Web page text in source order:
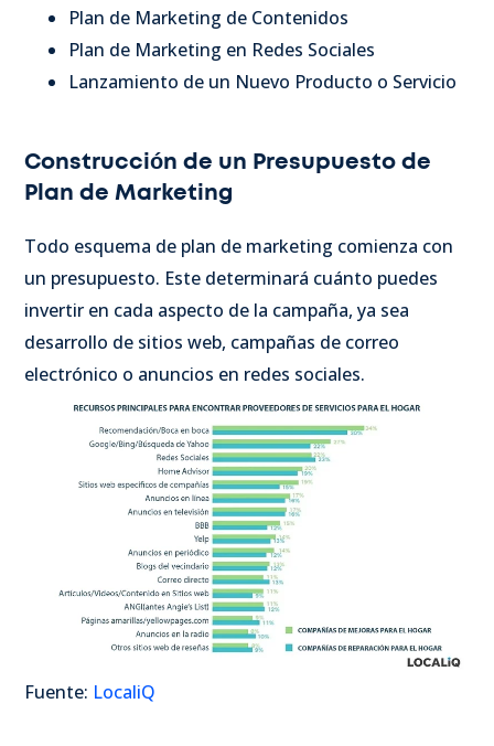
Plan de Marketing de Contenidos
Plan de Marketing en Redes Sociales
Lanzamiento de un Nuevo Producto o Servicio
Construcción de un Presupuesto de
Plan de Marketing
Todo esquema de plan de marketing comienza con
un presupuesto. Este determinará cuánto puedes
invertir en cada aspecto de la campaña, ya sea
desarrollo de sitios web, campañas de correo
electrónico o anuncios en redes sociales.
Fuente: LocaliQ